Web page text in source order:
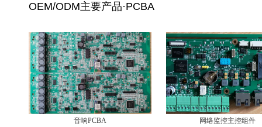
OEM/ODM主要产品·PCBA
音响PCBA 网络监控主控组件